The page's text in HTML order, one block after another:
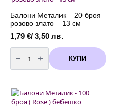
-
13
см
Балони Металик – 20 броя
розово злато – 13 см
1,79 €/ 3,50 лв.
количество
за
Балони
Металик
броя
розово
злато
КУПИ